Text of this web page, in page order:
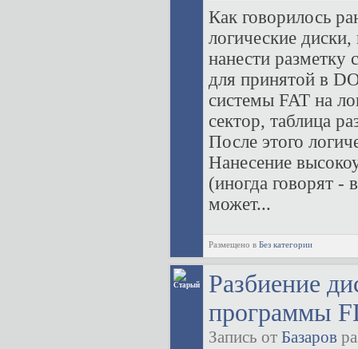
Как говорилось
логические
нанести разметку
для принятой в
системы FAT на
сектор, таблица
После этого
Нанесение
(иногда говорят -
может...
Размещено в Без категории
Разбиение
программы
Запись от Базаров